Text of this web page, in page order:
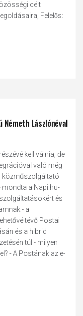
célt
Felelős:
Lászlónéval
kell válnia, de
való még
közműszolgáltató
a Napi.hu-
és
- a
tévő Postai
és a hibrid
túl - milyen
- A Postának az e-